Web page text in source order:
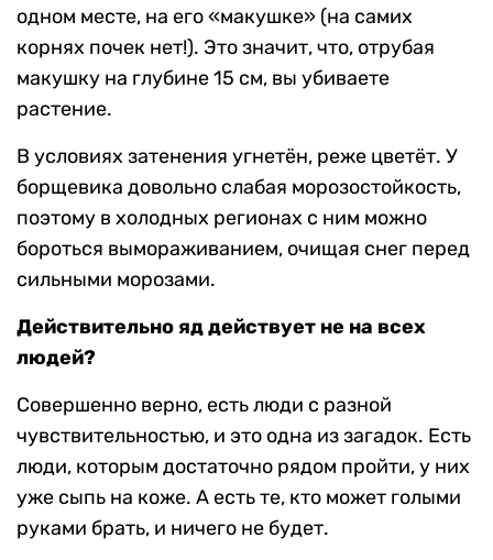
одном месте, на его «макушке» (на самих
корнях почек нет!). Это значит, что, отрубая
макушку на глубине 15 см, вы убиваете
растение.
В условиях затенения угнетён, реже цветёт. У
борщевика довольно слабая морозостойкость,
поэтому в холодных регионах с ним можно
бороться вымораживанием, очищая снег перед
сильными морозами.
Действительно яд действует не на всех
людей?
Совершенно верно, есть люди с разной
чувствительностью, и это одна из загадок. Есть
люди, которым достаточно рядом пройти, у них
уже сыпь на коже. А есть те, кто может голыми
руками брать, и ничего не будет.